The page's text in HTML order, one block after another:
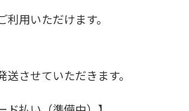
用いただけます。
させていただきます。